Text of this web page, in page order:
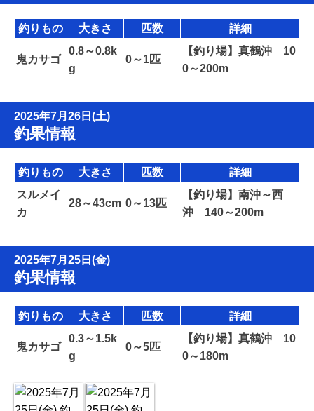
釣りもの 大きさ 匹数 詳細
鬼カサゴ
0.8～0.8k
g
0～1匹
【釣り場】真鶴沖 10
0～200m
2025年7月26日(土)
釣果情報
釣りもの 大きさ 匹数
詳細
スルメイ
カ
28～43cm 0～13匹
【釣り場】南沖～西
沖 140～200m
2025年7月25日(金)
釣果情報
釣りもの 大きさ 匹数 詳細
鬼カサゴ
0.3～1.5k
g
0～5匹
【釣り場】真鶴沖 10
0～180m